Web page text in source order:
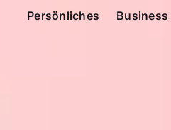
Persönliches Business